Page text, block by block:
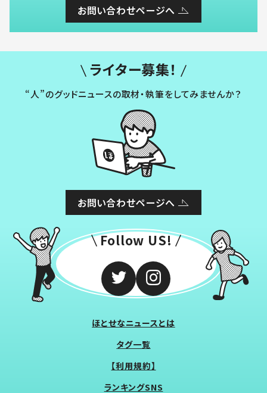
お問い合わせページへ
ライター募集！
“人”のグッドニュースの取材・執筆をしてみませんか？
お問い合わせページへ
Follow US!
ほとせなニュースとは
タグ一覧
【利用規約】
ランキングSNS